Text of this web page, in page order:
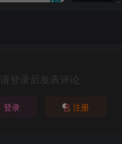
请登录后发表评论
登录 注册